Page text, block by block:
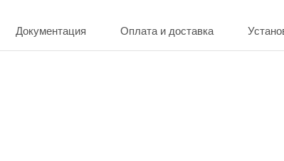
Документация Оплата и доставка